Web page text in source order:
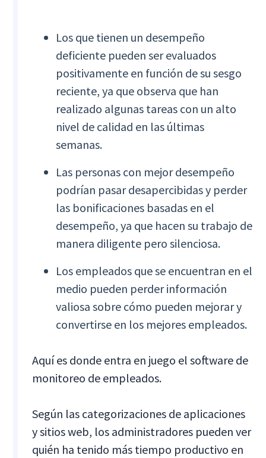
Los que tienen un desempeño
deficiente pueden ser evaluados
positivamente en función de su sesgo
reciente, ya que observa que han
realizado algunas tareas con un alto
nivel de calidad en las últimas
semanas.
Las personas con mejor desempeño
podrían pasar desapercibidas y perder
las bonificaciones basadas en el
desempeño, ya que hacen su trabajo de
manera diligente pero silenciosa.
Los empleados que se encuentran en el
medio pueden perder información
valiosa sobre cómo pueden mejorar y
convertirse en los mejores empleados.
Aquí es donde entra en juego el software de
monitoreo de empleados.
Según las categorizaciones de aplicaciones
y sitios web, los administradores pueden ver
quién ha tenido más tiempo productivo en